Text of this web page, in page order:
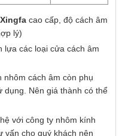
Xingfa cao cấp, độ cách âm
lý)
lựa các loại cửa cách âm
nhôm cách âm còn phụ
dụng. Nên giá thành có thể
với công ty nhôm kính
vấn cho quý khách nên